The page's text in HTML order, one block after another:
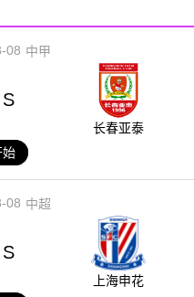
08 中甲
S
长春亚泰
始
08 中超
S
上海申花